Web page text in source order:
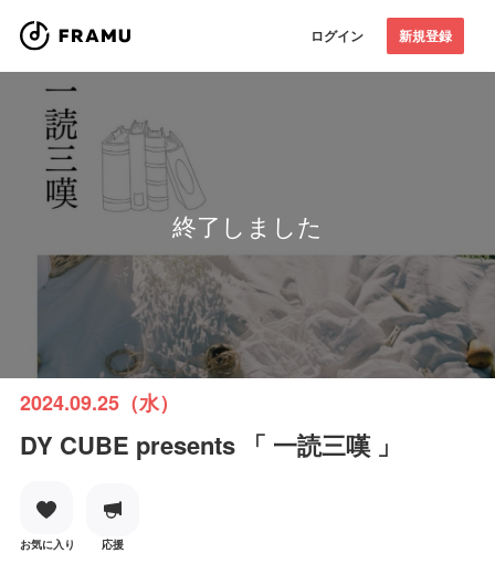
ログイン 新規登録
終了しました
2024.09.25（水）
DY CUBE presents 「 一読三嘆 」
お気に入り 応援